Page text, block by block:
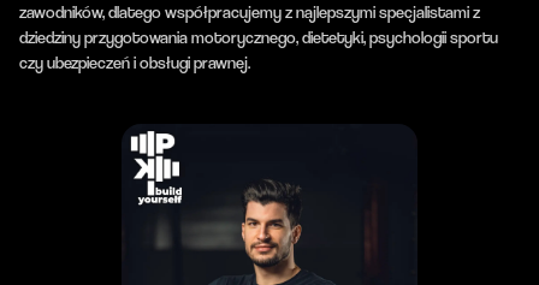
zawodników, dlatego współpracujemy z najlepszymi specjalistami z
dziedziny przygotowania motorycznego, dietetyki, psychologii sportu
czy ubezpieczeń i obsługi prawnej.